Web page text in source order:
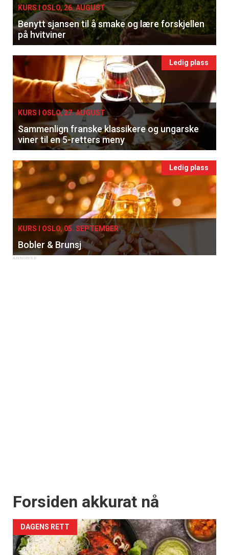
KURS I OSLO, 26. AUGUST
Benytt sjansen til å smake og lære forskjellen
på hvitviner
Ledig plass
KURS I OSLO, 27. AUGUST
Sammenlign franske klassikere og ungarske
viner til en 5-retters meny
Ledig plass
KURS I OSLO, 05. SEPTEMBER
Bobler & Brunsj
Forsiden akkurat nå
DAGENS RETT